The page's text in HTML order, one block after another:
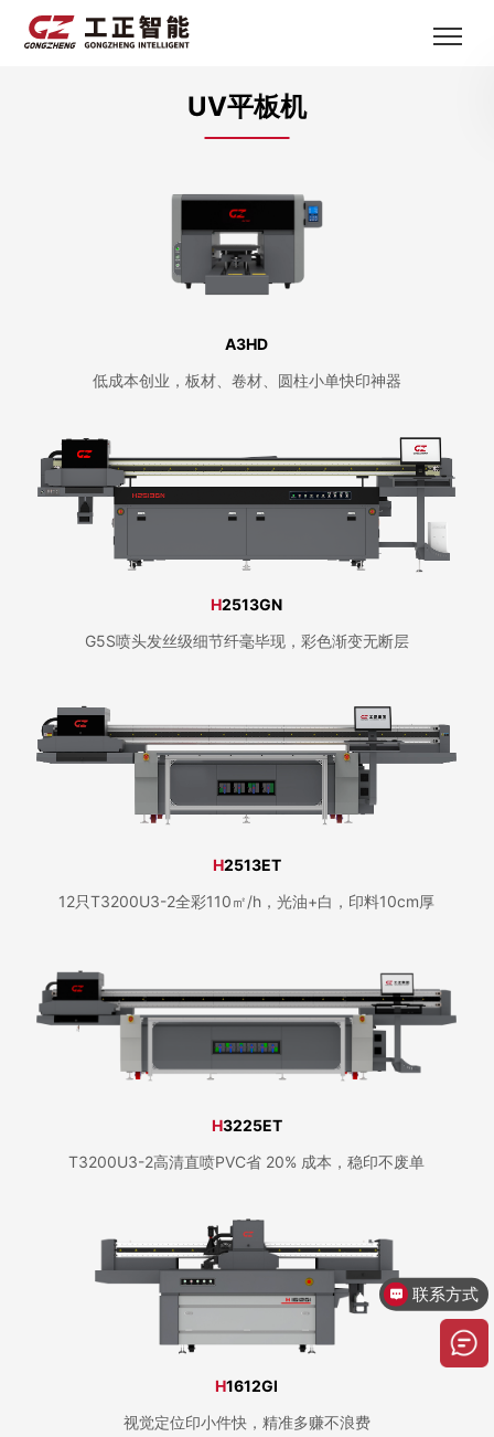
UV平板机
A3HD
低成本创业，板材、卷材、圆柱小单快印神器
H2513GN
G5S喷头发丝级细节纤毫毕现，彩色渐变无断层
H2513ET
12只T3200U3-2全彩110㎡/h，光油+白，印料10cm厚
H3225ET
T3200U3-2高清直喷PVC省 20% 成本，稳印不废单
H1612GI
视觉定位印小件快，精准多赚不浪费
联系方式